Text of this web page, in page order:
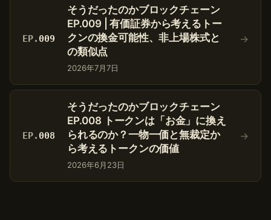
EP. 009
そうだったのかブロックチェーン
EP.009 | 有価証券から考えるトー
クンの換金可能性、非上場株式と
の類似点
2026年7月7日
→
EP. 008
そうだったのかブロックチェーン
EP.008 トークンは「お金」に換え
られるのか？一物一価と無裁定か
ら考えるトークンの価値
2026年6月23日
→